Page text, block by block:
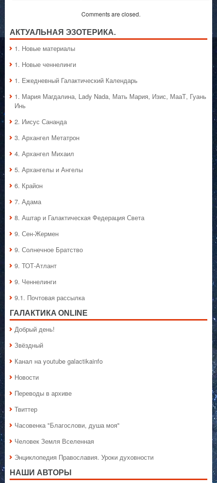
Comments are closed.
АКТУАЛЬНАЯ ЭЗОТЕРИКА.
1. Hовые материалы
1. Hовые ченнелинги
1. Ежедневный Галактический Календарь
1. Мария Магдалина, Lady Nada, Мать Мария, Изис, МааТ, Гуань
Инь
2. Иисус Сананда
3. Архангел Метатрон
4. Архангел Михаил
5. Архангелы и Ангелы
6. Крайон
7. Адама
8. Аштар и Галактическая Федерация Света
9. Сен-Жермен
9. Солнечное Братство
9. ТОТ-Атлант
9. Ченнелинги
9.1. Почтовая рассылка
ГАЛАКТИКA ONLINE
Добрый день!
Звёздный
Канал на youtube galactikainfo
Новости
Переводы в архиве
Твиттер
Часовенка "Благослови, душа моя"
Человек Земля Вселенная
Энциклопедия Православия. Уроки духовности
НАШИ АВТОРЫ